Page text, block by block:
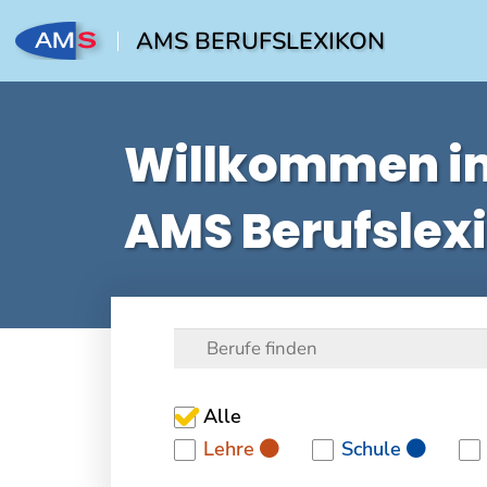
AMS BERUFSLEXIKON
Willkommen
AMS
Alle
Lehre
Schule